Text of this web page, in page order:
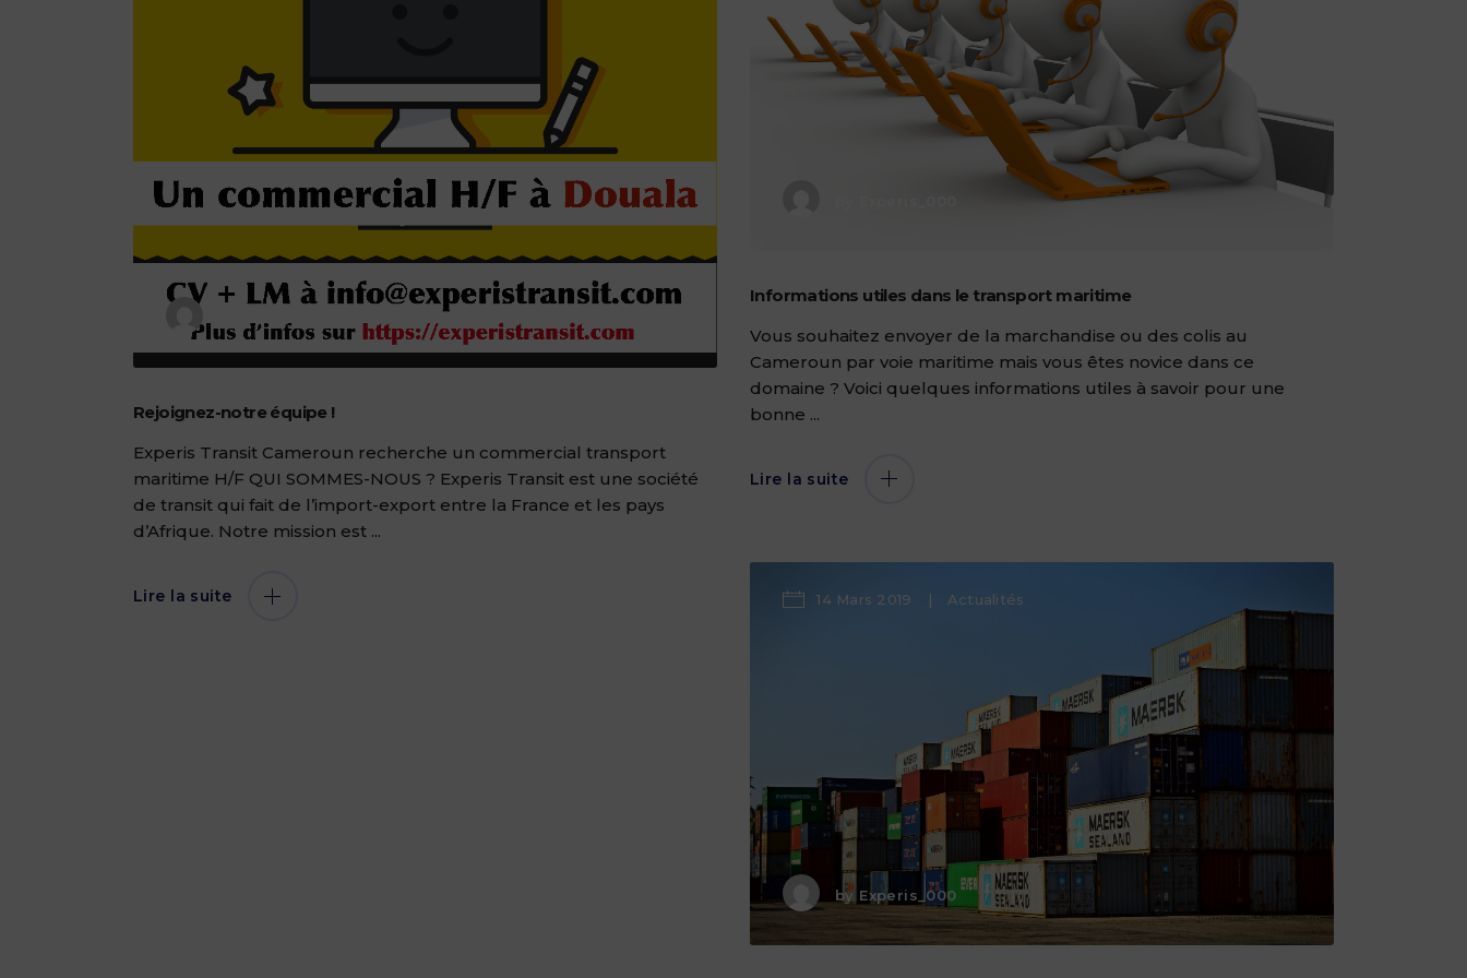
Rejoignez-notre équipe !
Experis Transit Cameroun recherche un commercial transport
maritime H/F QUI SOMMES-NOUS ? Experis Transit est une société
de transit qui fait de l’import-export entre la France et les pays
d’Afrique. Notre mission est
Lire la suite
Informations utiles dans le transport maritime
Vous souhaitez envoyer de la marchandise ou des colis au
Cameroun par voie maritime mais vous êtes novice dans ce
domaine ? Voici quelques informations utiles à savoir pour une
bonne
Lire la suite
14 Mars 2019 Actualités
by Experis_000